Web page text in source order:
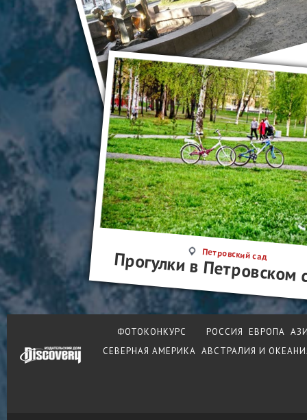
Петрозаводск
Фонтан в
Петровский сад
Прогулки в Петровском
ФОТОКОНКУРС РОССИЯ ЕВРОПА
СЕВЕРНАЯ АМЕРИКА АВСТРАЛИЯ И